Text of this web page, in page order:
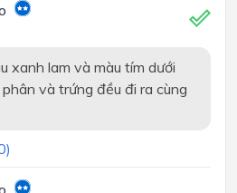
xanh lam và màu tím dưới
và trứng đều đi ra cùng
)